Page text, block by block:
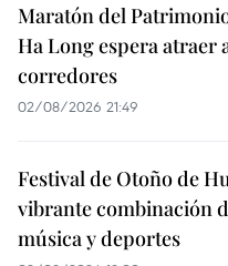
Maratón del
Ha Long espera atraer
corredores
02/08/2026 21:49
Festival de Otoño de
vibrante combinación
música y deportes